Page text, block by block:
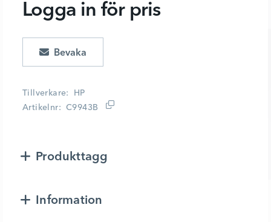
Tillverkare
HP
Artikelnr
C9943B
Logga in för pris
Produkttagg
Information